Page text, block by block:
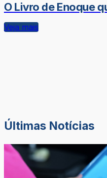
O Livro de Enoque
Veja mais
Últimas Notícias